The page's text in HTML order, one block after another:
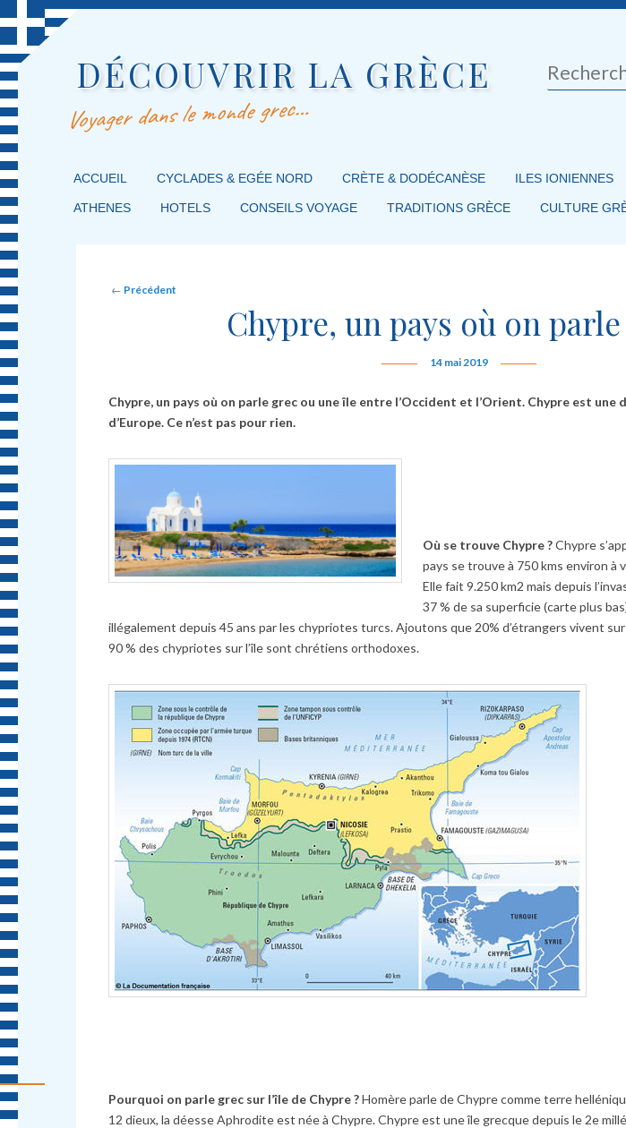
DÉCOUVRIR LA GRÈCE
Voyager dans le monde grec…
Rechercher
MENU PRINCIPAL
MASQUER LA NAVIGATION PRINCIPALE
MASQUER LA NAVIGATION SECONDAIRE
ACCUEIL CYCLADES & EGÉE NORD CRÈTE & DODÉCANÈSE ILES IONIENNES
ATHENES HOTELS CONSEILS VOYAGE TRADITIONS GRÈCE CULTURE
Post navigation
← Précédent
Chypre, un pays où on
14 mai 2019
Chypre, un pays où on parle grec ou une île entre l’Occident et l’Orient. Chypre est une
d’Europe. Ce n’est pas pour rien.
Où se trouve Chypre ?Chypre
pays se trouveà 750 kms environ à
Elle fait 9.250 km2 mais depuis
37 % de sa superficie (carte plus
illégalement depuis 45 ans par les chypriotes turcs. Ajoutons que 20% d’étrangers vivent
90 % des chypriotes sur l’île sont chrétiens orthodoxes.
Pourquoi on parle grec sur l’île de Chypre ?Homère parle de Chypre comme terre
12 dieux, la déesse Aphrodite est néeà Chypre. Chypre est une île grecque depuis le 2e